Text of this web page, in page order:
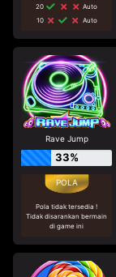
20
Auto
10
Auto
Rave Jump
33%
Pola tidak tersedia !
Tidak disarankan bermain
di game ini